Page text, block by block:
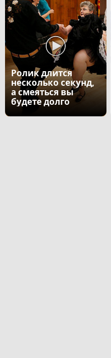
Ролик длится
несколько секунд,
а смеяться вы
будете долго